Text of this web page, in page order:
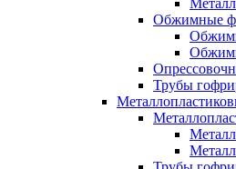
Обжимные
Трубы